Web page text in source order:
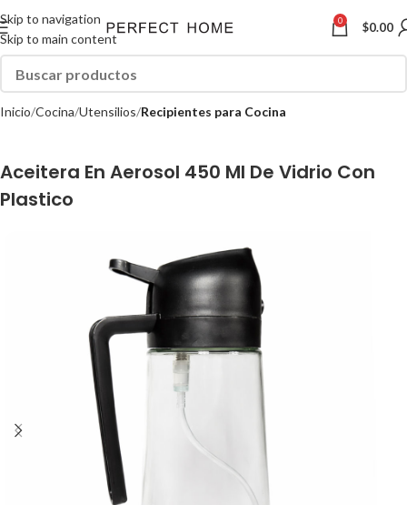
Skip to navigation
Skip to main content
0 $0.00
Inicio Cocina Utensilios Recipientes para Cocina
Aceitera En Aerosol 450 Ml De Vidrio Con
Plastico